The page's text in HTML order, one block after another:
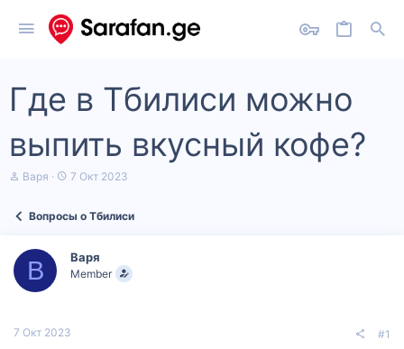
Где в Тбилиси можно
выпить вкусный кофе?
А
т
м
ы
Варя
Д
а
ч
а
7 Окт 2023
Вопросы о Тбилиси
В Варя
Member
7 Окт 2023 #1